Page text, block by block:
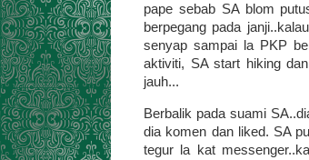
pape sebab SA blom
berpegang pada
senyap sampai la PKP
aktiviti, SA start hiking
jauh...
Berbalik pada suami
dia komen dan liked. SA
tegur la kat